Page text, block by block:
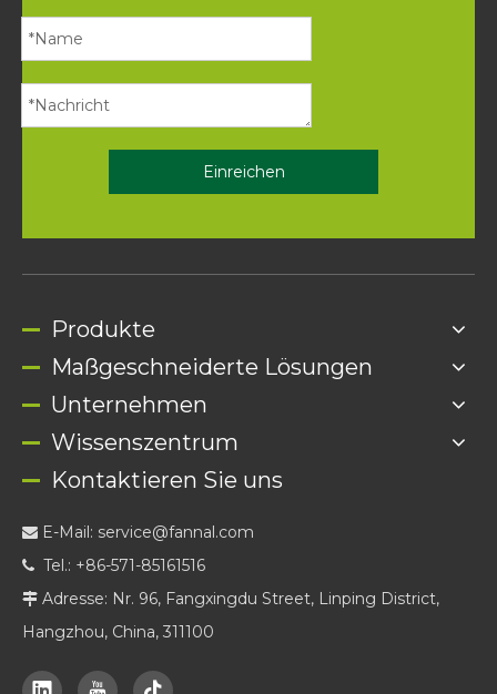
Einreichen
Produkte
Maßgeschneiderte Lösungen
Unternehmen
Wissenszentrum
Kontaktieren Sie uns
 E-Mail: service@fannal.com
 Tel.: +86-571-85161516
 Adresse: Nr. 96, Fangxingdu Street, Linping District,
Hangzhou, China, 311100